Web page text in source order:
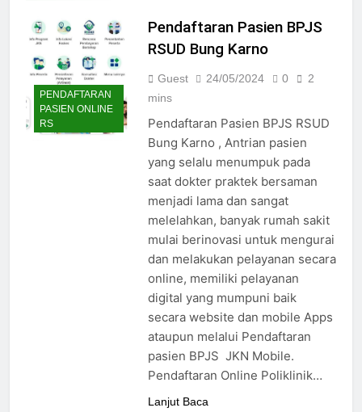
15/07/2025
Jadwal Praktek Dokter RS
Maguan Husada Wonogiri
15/07/2025
Daftar online rs sarila
Jadwal Dokter RS. Puri Asih
Salatiga 2025
15/07/2025
Jadwal Dokter RS Mulia
Hati Wonogiri
15/07/2025
Pendaftaran Pasien BPJS
RSUD Bung Karno
24/05/2024
Pendaftaran Pasien BPJS
RSUD Banyumas
24/05/2024
PENDAFTARAN
PASIEN ONLINE
RS
Pendaftaran Pasien BPJS
RSUD Bung Karno
Guest 24/05/2024 0
2
mins
Pendaftaran Pasien BPJS RSUD
Bung Karno , Antrian pasien
yang selalu menumpuk pada
saat dokter praktek bersaman
menjadi lama dan sangat
melelahkan, banyak rumah sakit
mulai berinovasi untuk mengurai
dan melakukan pelayanan secara
online, memiliki pelayanan
digital yang mumpuni baik
secara website dan mobile Apps
ataupun melalui Pendaftaran
pasien BPJS JKN Mobile.
Pendaftaran Online Poliklinik…
Lanjut Baca